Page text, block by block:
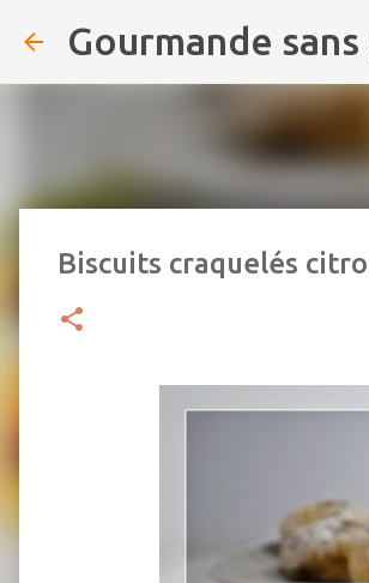
Gourmande
Biscuits craquelés